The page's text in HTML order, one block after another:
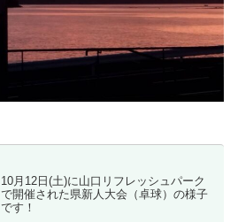
10月12日(土)に山口リフレッシュパーク
で開催された県新人大会（卓球）の様子
です！